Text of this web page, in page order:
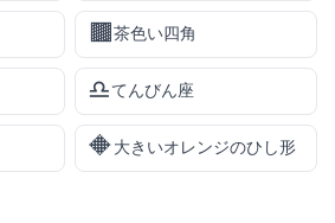
🟫茶色い四角
♎てんびん座
🔶大きいオレンジのひし形